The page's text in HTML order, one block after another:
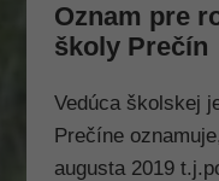
Oznam pre
školy Prečín
Vedúca školskej
Prečíne
augusta 2019